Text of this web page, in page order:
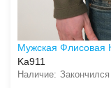
Мужская Флисовая
Ka911
Закончился